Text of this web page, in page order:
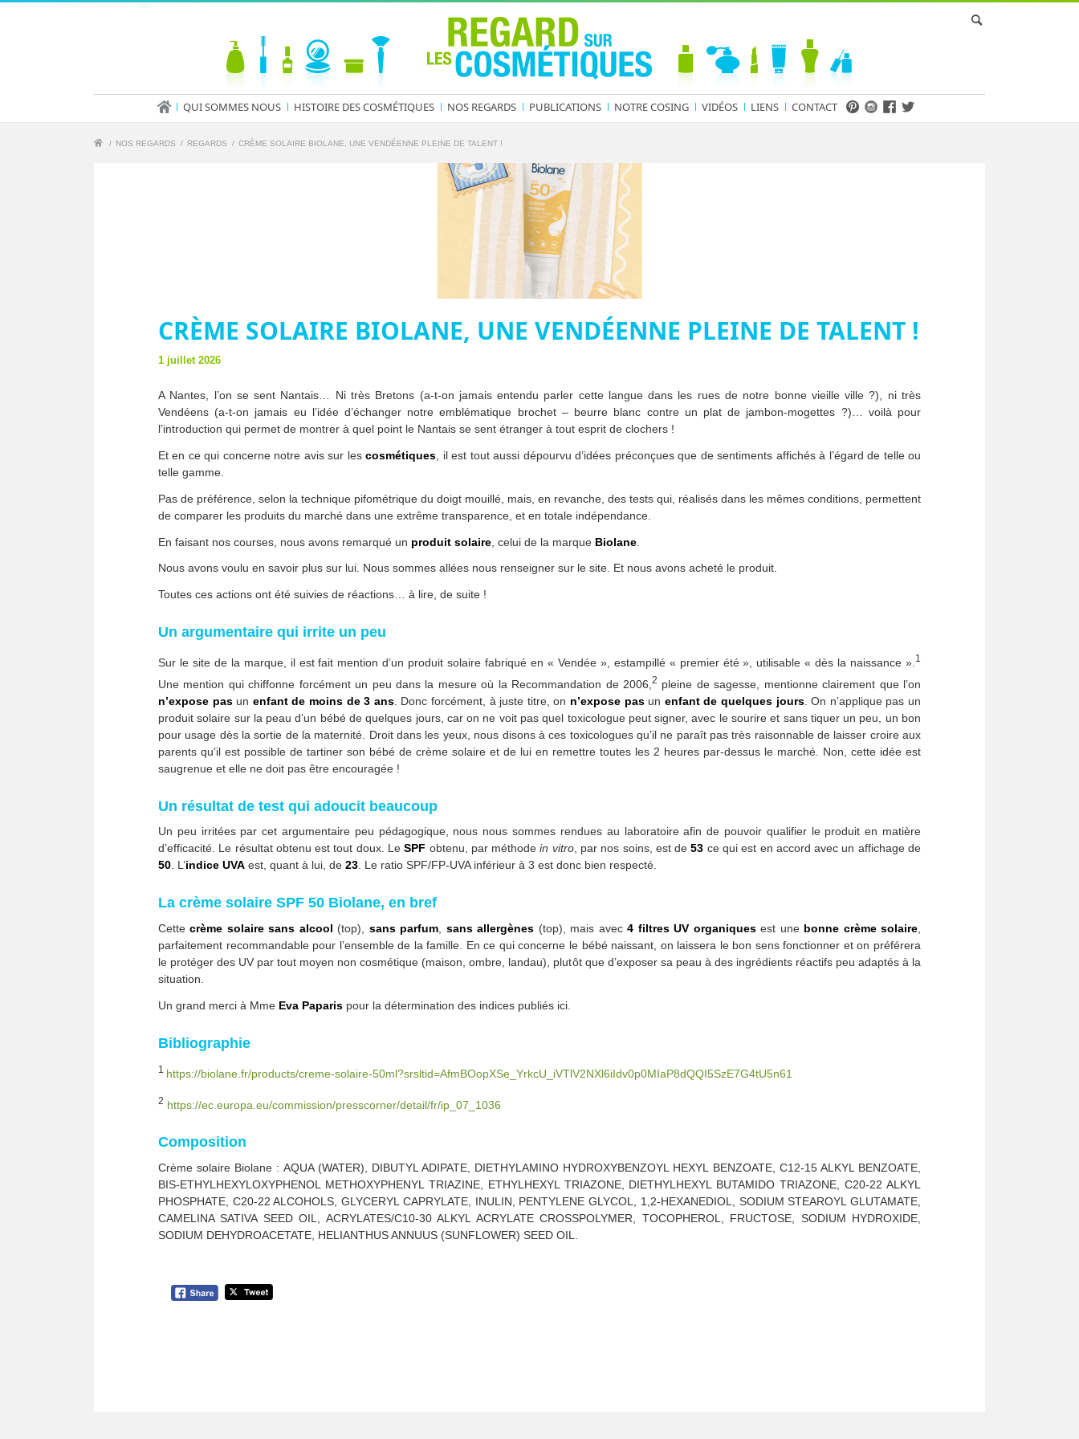
QUI SOMMES NOUS HISTOIRE DES COSMÉTIQUES NOS REGARDS PUBLICATIONS NOTRE COSING VIDÉOS LIENS CONTACT
/ NOS REGARDS / REGARDS / CRÈME SOLAIRE BIOLANE, UNE VENDÉENNE PLEINE DE TALENT !
CRÈME SOLAIRE BIOLANE, UNE VENDÉENNE PLEINE DE TALENT !
1 juillet 2026
A Nantes, l’on se sent Nantais… Ni très Bretons (a-t-on jamais entendu parler cette langue dans les rues de notre bonne vieille ville ?), ni très
Vendéens (a-t-on jamais eu l’idée d’échanger notre emblématique brochet – beurre blanc contre un plat de jambon-mogettes ?)… voilà pour
l’introduction qui permet de montrer à quel point le Nantais se sent étranger à tout esprit de clochers !
Et en ce qui concerne notre avis sur lescosmétiques , il est tout aussi dépourvu d’idées préconçues que de sentiments affichés à l’égard de telle ou
telle gamme.
Pas de préférence, selon la technique pifométrique du doigt mouillé, mais, en revanche, des tests qui, réalisés dans les mêmes conditions, permettent
de comparer les produits du marché dans une extrême transparence, et en totale indépendance.
En faisant nos courses, nous avons remarqué un produit solaire , celui de la marque Biolane
Nous avons voulu en savoir plus sur lui. Nous sommes allées nous renseigner sur le site. Et nous avons acheté le produit.
Toutes ces actions ont été suivies de réactions… à lire, de suite !
Un argumentaire qui irrite un peu
Sur le site de la marque, il est fait mention d’un produit solaire fabriqué en « Vendée », estampillé « premier été », utilisable « dès la naissance ». 1
Une mention qui chiffonne forcément un peu dans la mesure où la Recommandation de 2006, 2 pleine de sagesse, mentionne clairement que l’on
n’expose pasun enfant de moins de 3 ans. Donc forcément, à juste titre, on n’expose pasun enfant de quelques jours. On n’applique pas un
produit solaire sur la peau d’un bébé de quelques jours, car on ne voit pas quel toxicologue peut signer, avec le sourire et sans tiquer un peu, un bon
pour usage dès la sortie de la maternité. Droit dans les yeux, nous disons à ces toxicologues qu’il ne paraît pas très raisonnable de laisser croire aux
parents qu’il est possible de tartiner son bébé de crème solaire et de lui en remettre toutes les 2 heures par-dessus le marché. Non, cette idée est
saugrenue et elle ne doit pas être encouragée !
Un résultat de test qui adoucit beaucoup
Un peu irritées par cet argumentaire peu pédagogique, nous nous sommes rendues au laboratoire afin de pouvoir qualifier le produit en matière
d’efficacité. Le résultat obtenu est tout doux. LeSPF obtenu, par méthodein vitro, par nos soins, est de53 ce qui est en accord avec un affichage de
50. L’indice UVA est, quant à lui, de 23. Le ratio SPF/FP-UVA inférieur à 3 est donc bien respecté.
La crème solaire SPF 50 Biolane, en bref
Cettecrème solaire sans alcool (top), sans parfum, sans allergènes (top), mais avec4 filtres UV organiquesest une bonne crème solaire,
parfaitement recommandable pour l’ensemble de la famille. En ce qui concerne le bébé naissant, on laissera le bon sens fonctionner et on préférera
le protéger des UV par tout moyen non cosmétique (maison, ombre, landau), plutôt que d’exposer sa peau à des ingrédients réactifs peu adaptés à la
situation.
Un grand merci à Mme Eva Paparis pour la détermination des indices publiés ici.
Bibliographie
1 https://biolane.fr/products/creme-solaire-50ml?srsltid=AfmBOopXSe_YrkcU_iVTlV2NXl6iIdv0p0MIaP8dQQI5SzE7G4tU5n61
2 https://ec.europa.eu/commission/presscorner/detail/fr/ip_07_1036
Composition
Crème solaire Biolane : AQUA (WATER), DIBUTYL ADIPATE, DIETHYLAMINO HYDROXYBENZOYL HEXYL BENZOATE, C12-15 ALKYL BENZOATE,
BIS-ETHYLHEXYLOXYPHENOL METHOXYPHENYL TRIAZINE, ETHYLHEXYL TRIAZONE, DIETHYLHEXYL BUTAMIDO TRIAZONE, C20-22 ALKYL
PHOSPHATE, C20-22 ALCOHOLS, GLYCERYL CAPRYLATE, INULIN, PENTYLENE GLYCOL, 1,2-HEXANEDIOL, SODIUM STEAROYL GLUTAMATE,
CAMELINA SATIVA SEED OIL, ACRYLATES/C10-30 ALKYL ACRYLATE CROSSPOLYMER, TOCOPHEROL, FRUCTOSE, SODIUM HYDROXIDE,
SODIUM DEHYDROACETATE, HELIANTHUS ANNUUS (SUNFLOWER) SEED OIL.